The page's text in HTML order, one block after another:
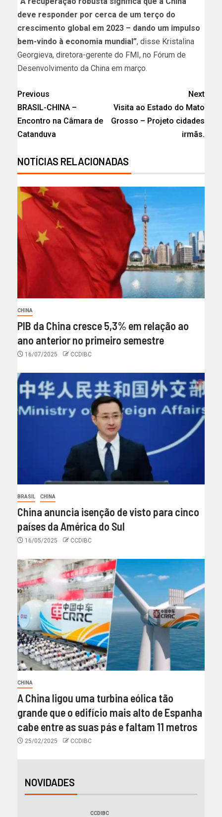
deve responder por cerca de um terço do
crescimento global em 2023 – dando um impulso
bem-vindo à economia mundial”, disse Kristalina
Georgieva, diretora-gerente do FMI, no Fórum de
Desenvolvimento da China em março.
Previous
BRASIL-CHINA –
Encontro na Câmara de
Catanduva
Next
Visita ao Estado do Mato
Grosso – Projeto cidades
irmãs.
NOTÍCIAS RELACIONADAS
CHINA
PIB da China cresce 5,3% em relação ao
ano anterior no primeiro semestre
16/07/2025 CCDIBC
BRASIL CHINA
China anuncia isenção de visto para cinco
países da América do Sul
16/05/2025 CCDIBC
CHINA
A China ligou uma turbina eólica tão
grande que o edifício mais alto de Espanha
cabe entre as suas pás e faltam 11 metros
25/02/2025 CCDIBC
NOVIDADES
CCDIBC